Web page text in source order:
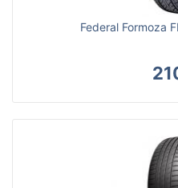
Federal Formoza